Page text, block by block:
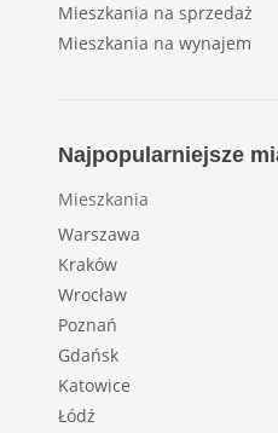
Mieszkania na sprzedaż
Mieszkania na wynajem
Najpopularniejsze
Mieszkania
Warszawa
Kraków
Wrocław
Poznań
Gdańsk
Katowice
Łódź